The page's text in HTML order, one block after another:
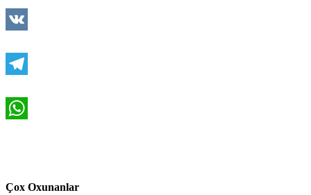
Çox Oxunanlar